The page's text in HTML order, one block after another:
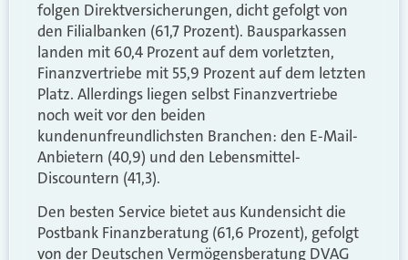
folgen Direktversicherungen, dicht gefolgt von
den Filialbanken (61,7 Prozent). Bausparkassen
landen mit 60,4 Prozent auf dem vorletzten,
Finanzvertriebe mit 55,9 Prozent auf dem letzten
Platz. Allerdings liegen selbst Finanzvertriebe
noch weit vor den beiden
kundenunfreundlichsten Branchen: den E-Mail-
Anbietern (40,9) und den Lebensmittel-
Discountern (41,3).
Den besten Service bietet aus Kundensicht die
Postbank Finanzberatung (61,6 Prozent), gefolgt
von der Deutschen Vermögensberatung DVAG